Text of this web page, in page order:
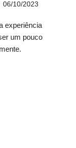
06/10/2023
experiência
um pouco